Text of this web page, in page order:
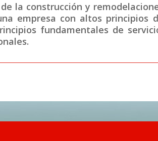
la construcción y
empresa con altos principios
fundamentales de